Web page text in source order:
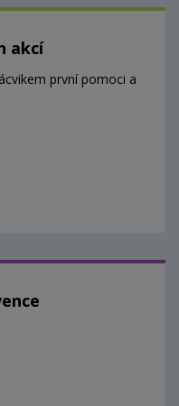
akcí
první pomoci a